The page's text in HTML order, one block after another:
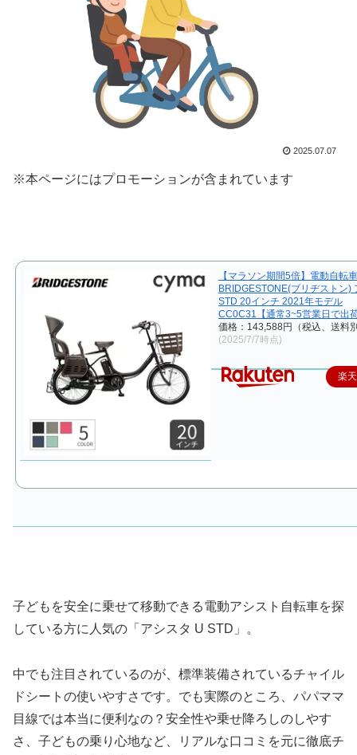
2025.07.07
※本ページにはプロモーションが含まれています
【マラソン期間5倍】電動自転
BRIDGESTONE(ブリヂストン)
STD 20インチ 2021年モデル
CC0C31【通常3~5営業日で出
価格：143,588円（税込、送料
(2025/7/7時点)
楽
子どもを安全に乗せて移動できる電動アシスト自転車を探
している方に人気の「アシスタ U STD」。
中でも注目されているのが、標準装備されているチャイル
ドシートの使いやすさです。でも実際のところ、パパママ
目線では本当に便利なの？安全性や乗せ降ろしのしやす
さ、子どもの乗り心地など、リアルな口コミを元に徹底チ